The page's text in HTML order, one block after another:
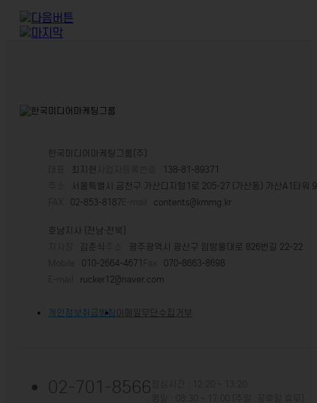
한국미디어마케팅그룹(주)
최지현
138-81-89371
서울특별시 금천구 가산디지털1로 205-27 (가산동) 가산A1타워
02-853-8187 contents@kmmg.kr
호남지사 (전남·전북)
김춘식
광주광역시 광산구 임방울대로 826번길 22-22
010-2664-4671
070-8663-8698
rucker12@naver.com
개인정보취급방침 이메일무단수집거부
02-701-8566